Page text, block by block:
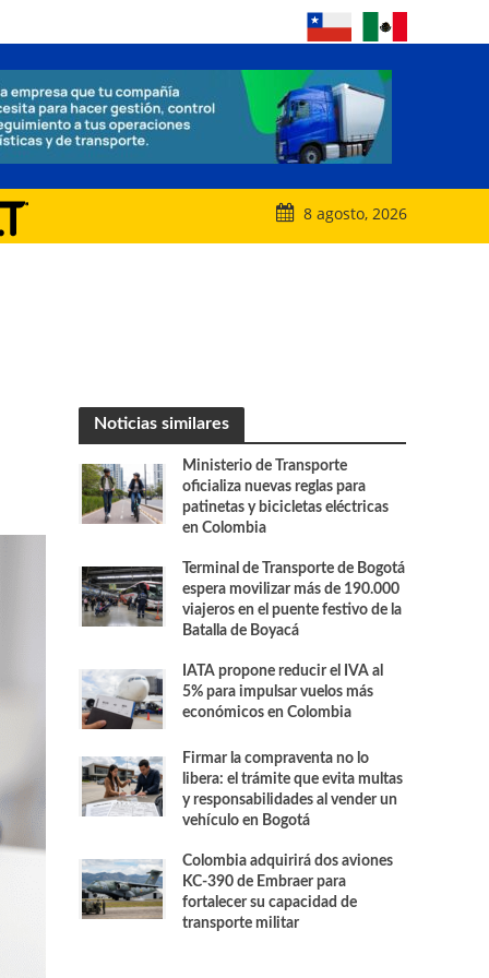
8 agosto, 2026
Noticias similares
Ministerio de Transporte
oficializa nuevas reglas para
patinetas y bicicletas eléctricas
en Colombia
Terminal de Transporte de Bogotá
espera movilizar más de 190.000
viajeros en el puente festivo de la
Batalla de Boyacá
IATA propone reducir el IVA al
5% para impulsar vuelos más
económicos en Colombia
Firmar la compraventa no lo
libera: el trámite que evita multas
y responsabilidades al vender un
vehículo en Bogotá
Colombia adquirirá dos aviones
KC-390 de Embraer para
fortalecer su capacidad de
transporte militar